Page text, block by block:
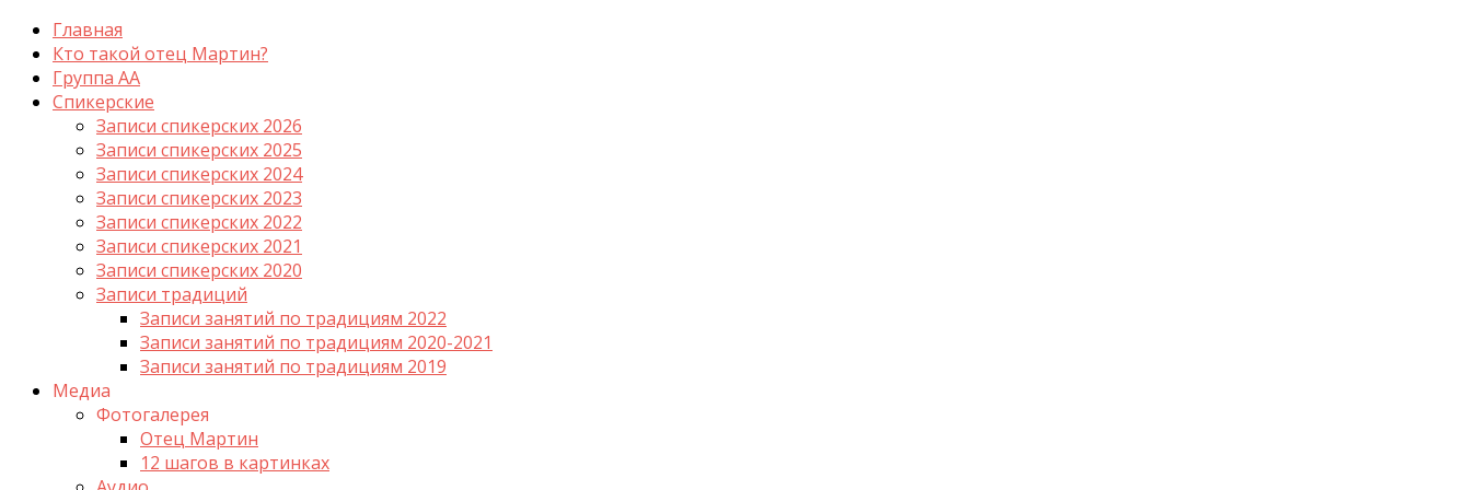
Главная
Кто такой отец Мартин?
Группа АА
Спикерские
Записи спикерских 2026
Записи спикерских 2025
Записи спикерских 2024
Записи спикерских 2023
Записи спикерских 2022
Записи спикерских 2021
Записи спикерских 2020
Записи традиций
Записи занятий по традициям 2022
Записи занятий по традициям 2020-2021
Записи занятий по традициям 2019
Медиа
Фотогалерея
Отец Мартин
12 шагов в картинках